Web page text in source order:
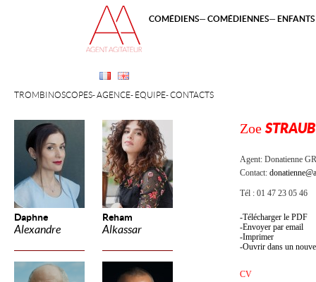
Daphne
Alexandre
Reham
Alkassar
TROMBINOSCOPES AGENCE ÉQUIPE CONTACTS
COMÉDIENS COMÉDIENNES
ZoeSTRAUB
Agent: Donatienne
Contact:
Tél : 01 47 23 05 46
Télécharger le PDF
Envoyer par email
Imprimer
Ouvrir dans un
CV